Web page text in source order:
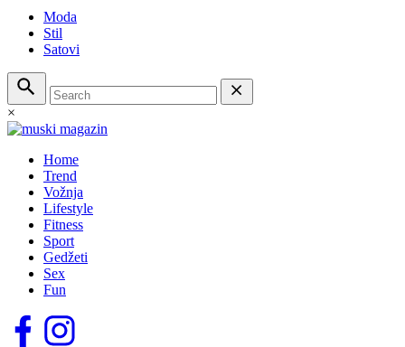
Moda
Stil
Satovi
×
Home
Trend
Vožnja
Lifestyle
Fitness
Sport
Gedžeti
Sex
Fun